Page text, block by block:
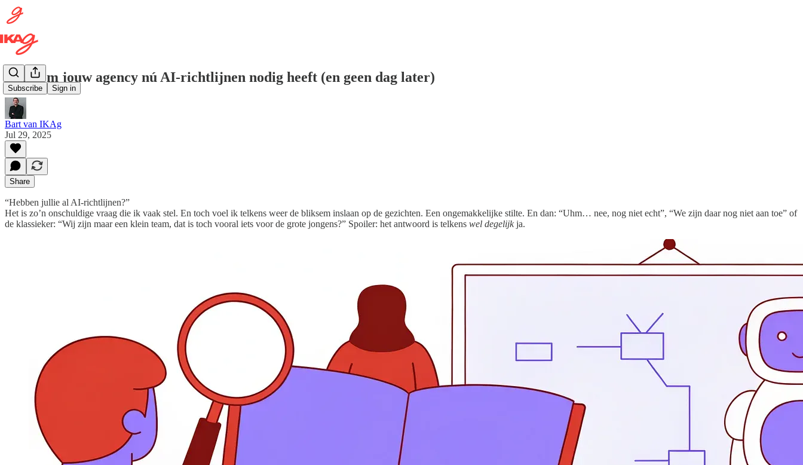
Subscribe Sign in
Waarom jouw agency nú AI-richtlijnen nodig heeft (en geen dag later)
Bart van IKAg
Jul 29, 2025
Share
“Hebben jullie al AI-richtlijnen?”
Het is zo’n onschuldige vraag die ik vaak stel. En toch voel ik telkens weer de bliksem inslaan op de gezichten. Een ongemakkelijke stilte. En dan: “Uhm… nee, nog niet echt”, “We zijn daar nog niet aan toe” of
de klassieker: “Wij zijn maar een klein team, dat is toch vooral iets voor de grote jongens?” Spoiler: het antwoord is telkens wel degelijkja.